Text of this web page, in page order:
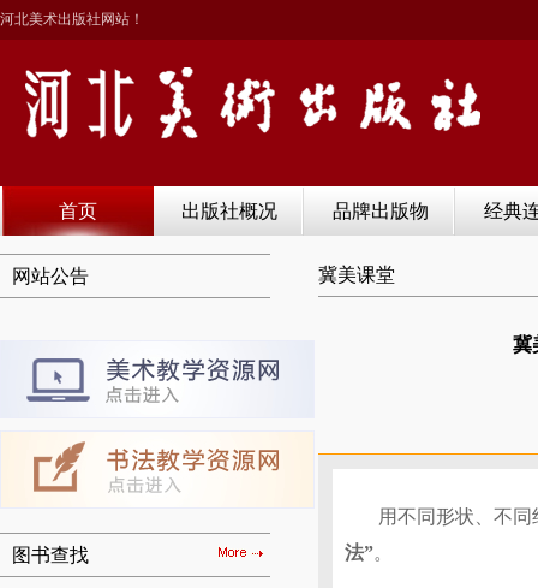
河北美术出版社网站！
首页 出版社概况 品牌出版物 经典
网站公告
图书查找
冀美课堂
冀
用不同形状、不
法”。